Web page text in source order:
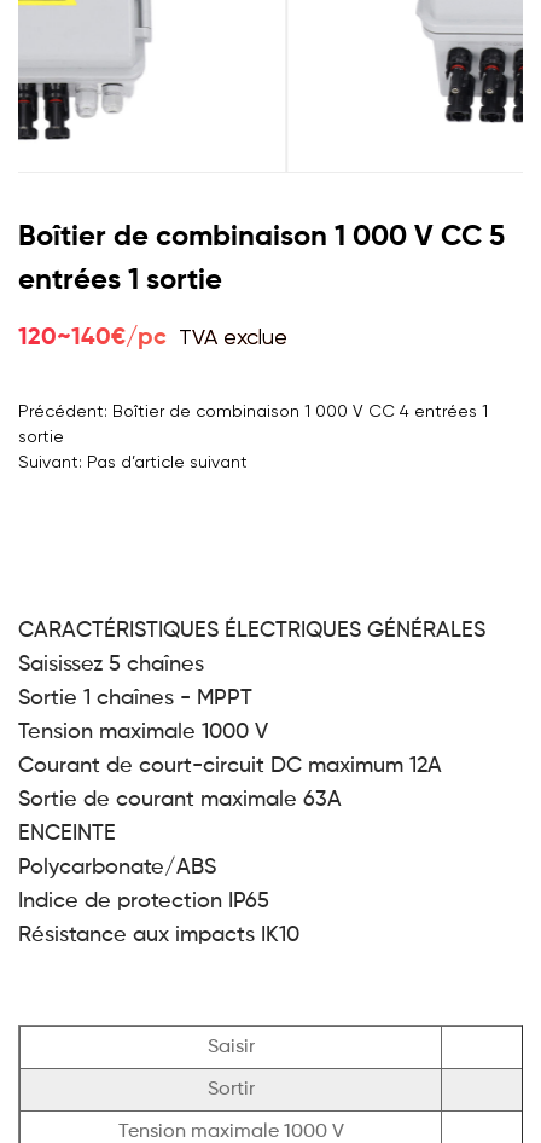
Boîtier de combinaison 1 000 V CC 5
entrées 1 sortie
120~140€/pc TVA exclue
Précédent: Boîtier de combinaison 1 000 V CC 4 entrées 1
sortie
Suivant: Pas d’article suivant
CARACTÉRISTIQUES ÉLECTRIQUES GÉNÉRALES
Saisissez 5 chaînes
Sortie 1 chaînes - MPPT
Tension maximale 1000 V
Courant de court-circuit DC maximum 12A
Sortie de courant maximale 63A
ENCEINTE
Polycarbonate/ABS
Indice de protection IP65
Résistance aux impacts IK10
Saisir
Sortir
Tension maximale 1000 V